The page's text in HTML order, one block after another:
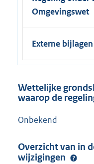
Omgevingswet
Externe bijlagen
Wettelijke
waarop de
Onbekend
Overzicht van in
wijzigingen